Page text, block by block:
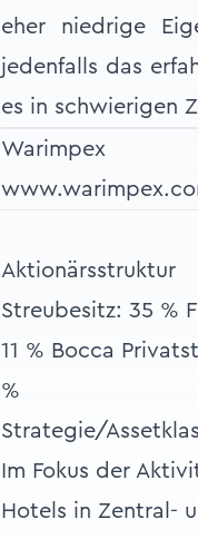
eher niedrige
jedenfalls das
es in schwierigen
Warimpex
Aktionärsstruktur
Streubesitz: 35 %
11 % Bocca
%
Strategie/
Im Fokus der
Hotels in Zentral-